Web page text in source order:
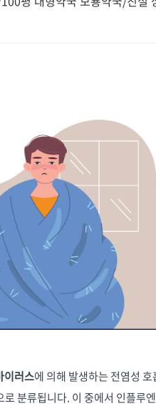
이러스에 의해 발생하는 전염성
분류됩니다. 이 중에서 인플루